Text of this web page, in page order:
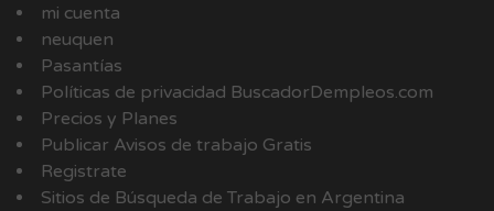
mi cuenta
neuquen
Pasantías
Políticas de privacidad BuscadorDempleos.com
Precios y Planes
Publicar Avisos de trabajo Gratis
Registrate
Sitios de Búsqueda de Trabajo en Argentina